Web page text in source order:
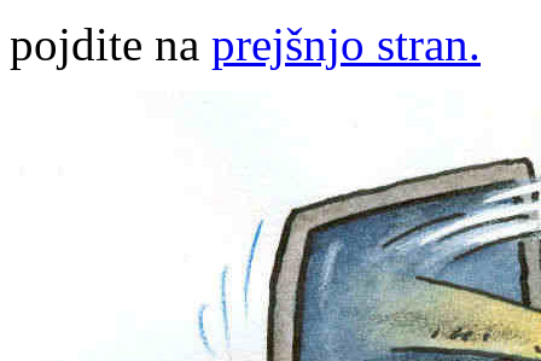
pojdite na prejšnjo stran.